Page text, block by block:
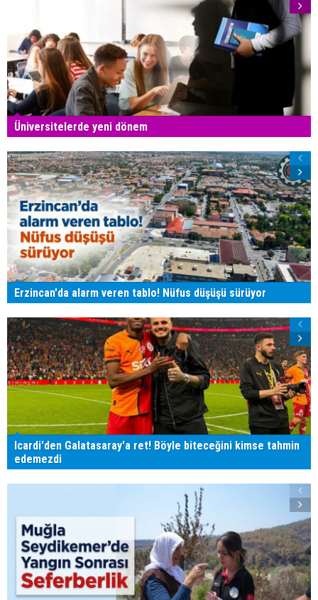
Üniversitelerde yeni dönem
Erzincan'da alarm veren tablo! Nüfus düşüşü sürüyor
Icardi'den Galatasaray'a ret! Böyle biteceğini kimse tahmin
edemezdi